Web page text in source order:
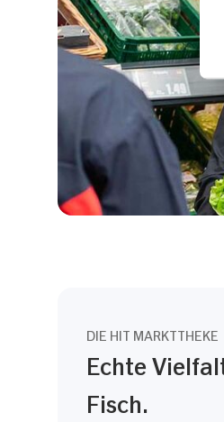
DIE HIT MARKTTHEKE
Echte
Fisch.